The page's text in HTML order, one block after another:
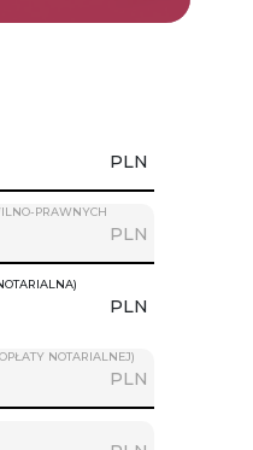
PLN
PRAWNYCH
PLN
PLN
NOTARIALNEJ)
PLN